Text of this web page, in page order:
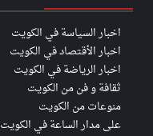
اخبار السياسة في الكويت
اخبار الأقتصاد في الكويت
اخبار الرياضة في الكويت
ثقافة و فن من الكويت
منوعات من الكويت
على مدار الساعة في الكويت